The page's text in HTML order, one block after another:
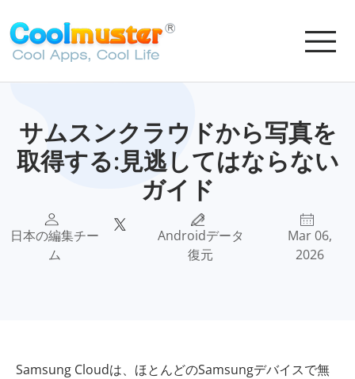
サムスンクラウドから写真を
取得する:見逃してはならない
ガイド
日本の編集チー
ム
Androidデータ
復元
Mar 06,
2026
Samsung Cloudは、ほとんどのSamsungデバイスで無